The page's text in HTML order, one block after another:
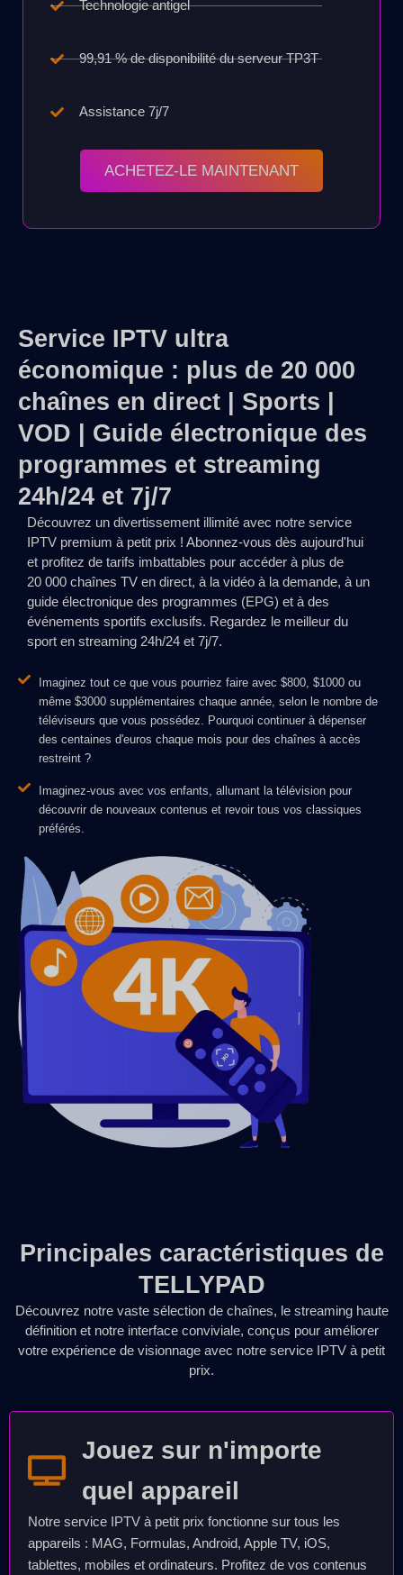
Technologie antigel
99,91 % de disponibilité du serveur TP3T
Assistance 7j/7
ACHETEZ-LE MAINTENANT
Service IPTV ultra
économique : plus de 20 000
chaînes en direct | Sports |
VOD | Guide électronique des
programmes et streaming
24h/24 et 7j/7
Découvrez un divertissement illimité avec notre service
IPTV premium à petit prix ! Abonnez-vous dès aujourd'hui
et profitez de tarifs imbattables pour accéder à plus de
20 000 chaînes TV en direct, à la vidéo à la demande, à un
guide électronique des programmes (EPG) et à des
événements sportifs exclusifs. Regardez le meilleur du
sport en streaming 24h/24 et 7j/7.
Imaginez tout ce que vous pourriez faire avec $800, $1000 ou
même $3000 supplémentaires chaque année, selon le nombre de
téléviseurs que vous possédez. Pourquoi continuer à dépenser
des centaines d'euros chaque mois pour des chaînes à accès
restreint ?
Imaginez-vous avec vos enfants, allumant la télévision pour
découvrir de nouveaux contenus et revoir tous vos classiques
préférés.
Principales caractéristiques de
TELLYPAD
Découvrez notre vaste sélection de chaînes, le streaming haute
définition et notre interface conviviale, conçus pour améliorer
votre expérience de visionnage avec notre service IPTV à petit
prix.
Jouez sur n'importe
quel appareil
Notre service IPTV à petit prix fonctionne sur tous les
appareils : MAG, Formulas, Android, Apple TV, iOS,
tablettes, mobiles et ordinateurs. Profitez de vos contenus